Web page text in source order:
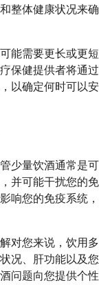
整体健康状况来确
能需要更长或更短
保健提供者将通过
以确定何时可以安
少量饮酒通常是可
并可能干扰您的免
响您的免疫系统，
对您来说，饮用多
况、肝功能以及您
问题向您提供个性